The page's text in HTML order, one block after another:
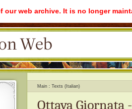
our web archive. It is no longer
Main Texts (Italian)
Ottava Giornata